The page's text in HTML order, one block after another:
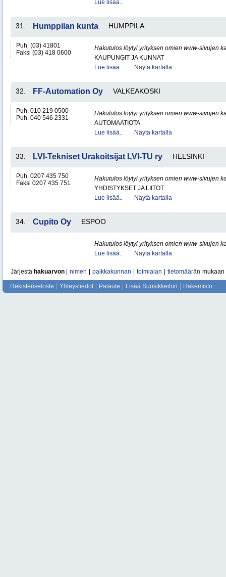
Lue lisää..
31. Humppilan kunta HUMPPILA
Puh. (03) 41801
Faksi (03) 418 0600
Hakutulos löytyi yrityksen omien www-sivujen
KAUPUNGIT JA KUNNAT
Lue lisää..
Näytä kartalla
32. FF-Automation Oy VALKEAKOSKI
Puh. 010 219 0500
Puh. 040 546 2331
Hakutulos löytyi yrityksen omien www-sivujen
AUTOMAATIOTA
Lue lisää..
Näytä kartalla
33. LVI-Tekniset Urakoitsijat LVI-TU ry HELSINKI
Puh. 0207 435 750
Faksi 0207 435 751
Hakutulos löytyi yrityksen omien www-sivujen
YHDISTYKSET JA LIITOT
Lue lisää..
Näytä kartalla
34. Cupito Oy ESPOO
Hakutulos löytyi yrityksen omien www-sivujen
Lue lisää..
Näytä kartalla
Järjestä hakuarvon nimen paikkakunnan toimialan tietomäärän mukaan
Rekisteriseloste Yhteystiedot Palaute Lisää Suosikkeihin Hakemisto